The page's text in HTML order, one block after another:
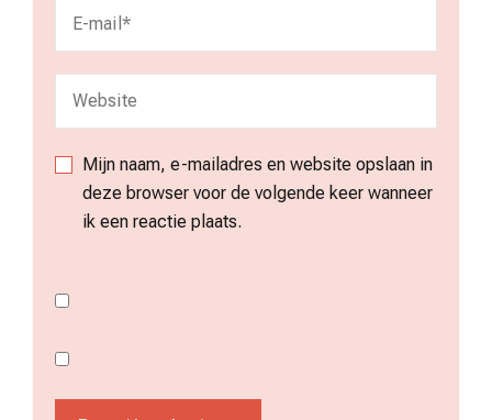
Mijn naam, e-mailadres en website opslaan in
deze browser voor de volgende keer wanneer
ik een reactie plaats.